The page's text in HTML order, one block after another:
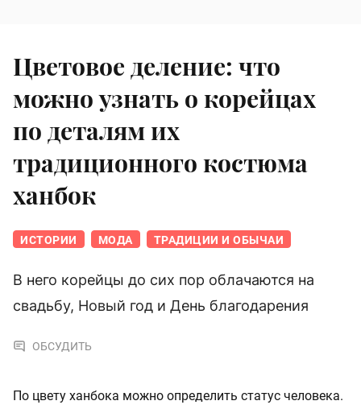
Цветовое деление: что
можно узнать о корейцах
по деталям их
традиционного костюма
ханбок
ИСТОРИИ МОДА ТРАДИЦИИ И ОБЫЧАИ
В него корейцы до сих пор облачаются на
свадьбу, Новый год и День благодарения
ОБСУДИТЬ
По цвету ханбока можно определить статус человека.